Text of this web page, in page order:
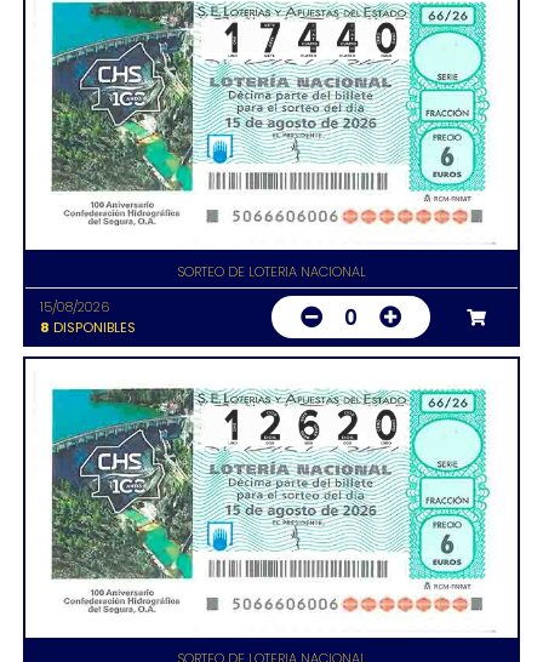
SORTEO DE LOTERIA NACIONAL
15/08/2026
8 DISPONIBLES 0